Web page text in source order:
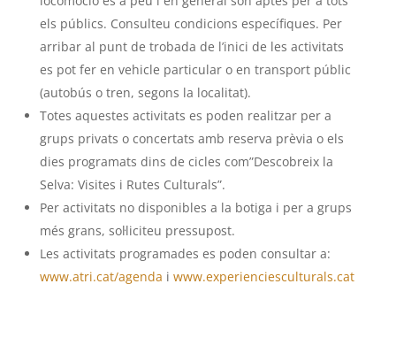
els públics. Consulteu condicions específiques. Per
arribar al punt de trobada de l’inici de les activitats
es pot fer en vehicle particular o en transport públic
(autobús o tren, segons la localitat).
Totes aquestes activitats es poden realitzar per a
grups privats o concertats amb reserva prèvia o els
dies programats dins de cicles com”Descobreix la
Selva: Visites i Rutes Culturals”.
Per activitats no disponibles a la botiga i per a grups
més grans, sol·liciteu pressupost.
Les activitats programades es poden consultar a:
www.atri.cat/agenda i www.experienciesculturals.cat